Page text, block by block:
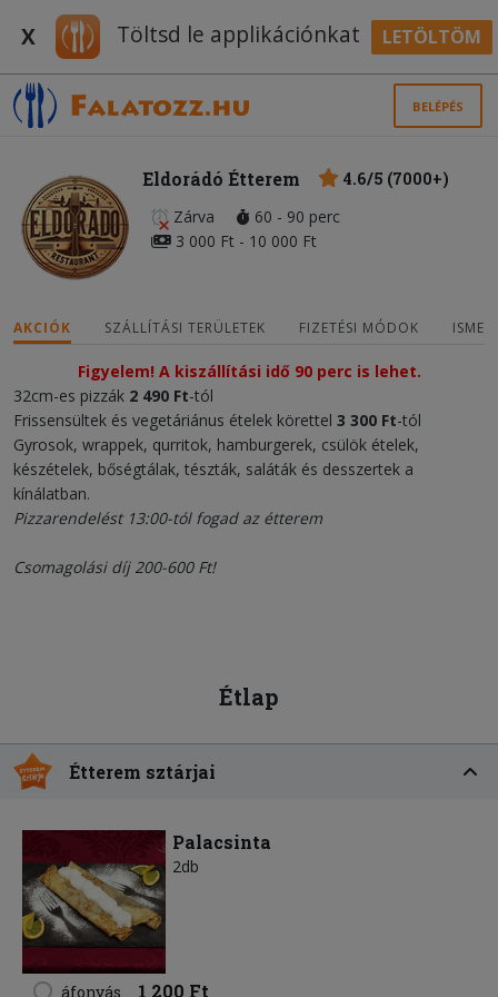
X Töltsd le applikációnkat LETÖLTÖM
BELÉPÉS
Eldorádó Étterem
4.6/5 (7000+)
Zárva
60 - 90 perc
3 000 Ft - 10 000 Ft
AKCIÓK SZÁLLÍTÁSI TERÜLETEK FIZETÉSI MÓDOK
Figyelem! A kiszállítási idő 90 perc is lehet.
32cm-es pizzák 2 490 Ft-tól
Frissensültek és vegetáriánus ételek körettel 3 300 Ft-tól
Gyrosok, wrappek, qurritok, hamburgerek, csülök ételek,
készételek, bőségtálak, tészták, saláták és desszertek a
kínálatban.
Pizzarendelést 13:00-tól fogad az étterem
Csomagolási díj 200-600 Ft!
Étlap
Étterem sztárjai
Palacsinta
2db
áfonyás 1 200 Ft